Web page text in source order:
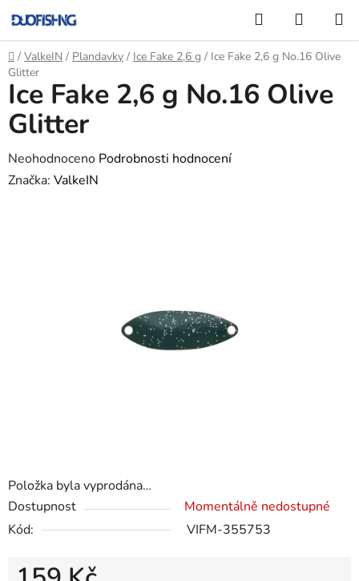
na
obsah
Hledat
KOŠÍK
Domů
/ ValkeIN / Plandavky / Ice Fake 2,6 g / Ice Fake 2,6 g No.16 Olive
Glitter
Položka byla vyprodána…
Dostupnost
Momentálně nedostupné
Kód:
VIFM-355753
Ice Fake 2,6 g No.16 Olive
Glitter
Průměrné
hodnocení
Neohodnoceno Podrobnosti hodnocení
Značka: ValkeIN